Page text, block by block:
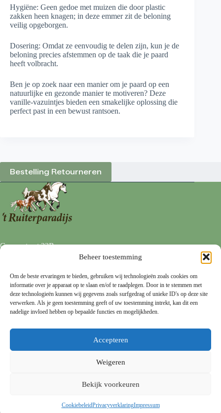
Beheer toestemming
Om de beste ervaringen te bieden, gebruiken wij technologieën zoals cookies om
informatie over je apparaat op te slaan en/of te raadplegen. Door in te stemmen met
deze technologieën kunnen wij gegevens zoals surfgedrag of unieke ID's op deze site
verwerken. Als je geen toestemming geeft of uw toestemming intrekt, kan dit een
nadelige invloed hebben op bepaalde functies en mogelijkheden.
Accepteren
Weigeren
Bekijk voorkeuren
CookiebeleidPrivacyverklaringImpressum
Hygiëne: Geen gedoe met muizen die door plastic
zakken heen knagen; in deze emmer zit de beloning
veilig opgeborgen.
Dosering: Omdat ze eenvoudig te delen zijn, kun je de
beloning precies afstemmen op de taak die je paard
heeft volbracht.
Ben je op zoek naar een manier om je paard op een
natuurlijke en gezonde manier te motiveren? Deze
vanille-vazuintjes bieden een smakelijke oplossing die
perfect past in een bewust rantsoen.
Bestelling Retourneren
Goorsestraat 22B
7496 AD HENGEVELDE
info@ruiterparadijs.nl
Privacy
Privacy Policy
Disclaimer
Voorwaarden
WebSupreme|Privacy Statement|Algemene